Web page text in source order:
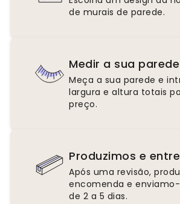
de murais de parede.
Medir a sua parede
Meça a sua parede e
largura e altura totais
preço.
Produzimos e
Após uma revisão,
encomenda e
de 2 a 5 dias.